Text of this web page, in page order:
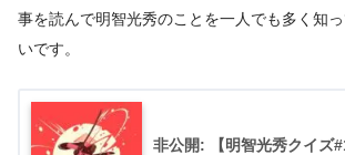
事を読んで明智光秀のことを一人でも多く知
いです。
非公開: 【明智光秀クイズ